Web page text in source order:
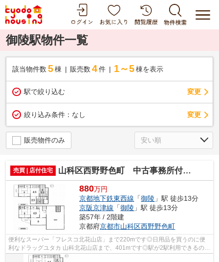
御陵駅物件一覧
該当物件数 5棟 販売数 4 件 1～5 棟を表示
駅で絞り込む 変更
絞り込み条件： なし 変更
販売物件のみ
売買 | 店付住宅 山科区西野野色町 中古事務所付き住宅
880万円
京都地下鉄東西線 「御陵 」駅 徒歩13分
京阪京津線 「御陵 」駅 徒歩13分
築57年 / 2階建
京都府京都市山科区西野野色町
便利なスーパー「フレスコ北花山店」まで220mです◎日用品を買うのに便
利なドラッグユタカ 山科北花山店まで、401mです◎駅が2駅利用できるので
利便性の高い物件です◎こちらの物件なら、...